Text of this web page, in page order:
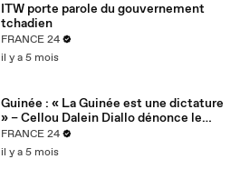
ITW porte parole du gouvernement
tchadien
FRANCE 24
il y a 5 mois
Guinée : « La Guinée est une dictature
» – Cellou Dalein Diallo dénonce le
régime Doumbouya
FRANCE 24
il y a 5 mois